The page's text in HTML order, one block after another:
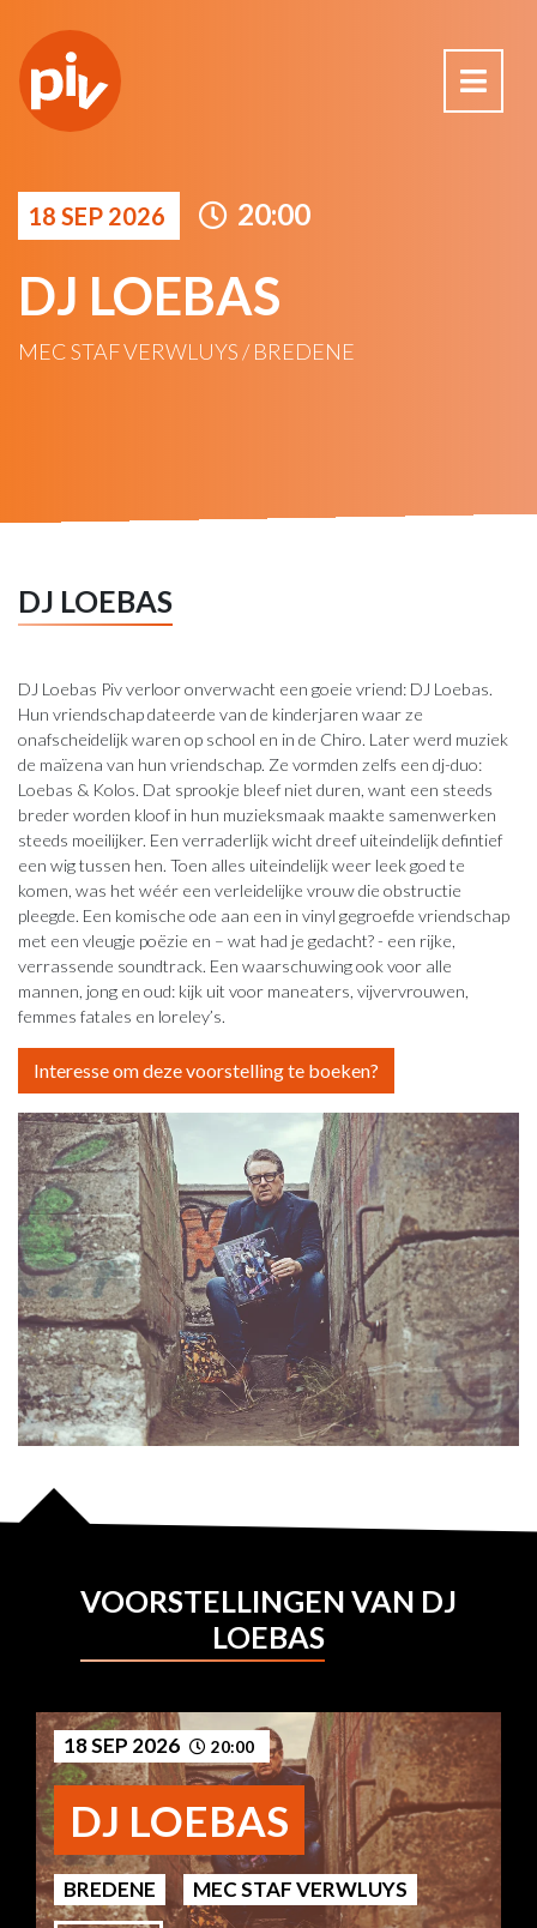
18 SEP 2026 20:00
DJ LOEBAS
MEC STAF VERWLUYS / BREDENE
DJ LOEBAS
DJ Loebas Piv verloor onverwacht een goeie vriend: DJ Loebas.
Hun vriendschap dateerde van de kinderjaren waar ze
onafscheidelijk waren op school en in de Chiro. Later werd muziek
de maïzena van hun vriendschap. Ze vormden zelfs een dj-duo:
Loebas & Kolos. Dat sprookje bleef niet duren, want een steeds
breder worden kloof in hun muzieksmaak maakte samenwerken
steeds moeilijker. Een verraderlijk wicht dreef uiteindelijk defintief
een wig tussen hen. Toen alles uiteindelijk weer leek goed te
komen, was het wéér een verleidelijke vrouw die obstructie
pleegde. Een komische ode aan een in vinyl gegroefde vriendschap
met een vleugje poëzie en – wat had je gedacht? - een rijke,
verrassende soundtrack. Een waarschuwing ook voor alle
mannen, jong en oud: kijk uit voor maneaters, vijvervrouwen,
femmes fatales en loreley’s.
Interesse om deze voorstelling te boeken?
VOORSTELLINGEN VAN DJ
LOEBAS
18 SEP 2026 20:00
DJ LOEBAS
BREDENE MEC STAF VERWLUYS